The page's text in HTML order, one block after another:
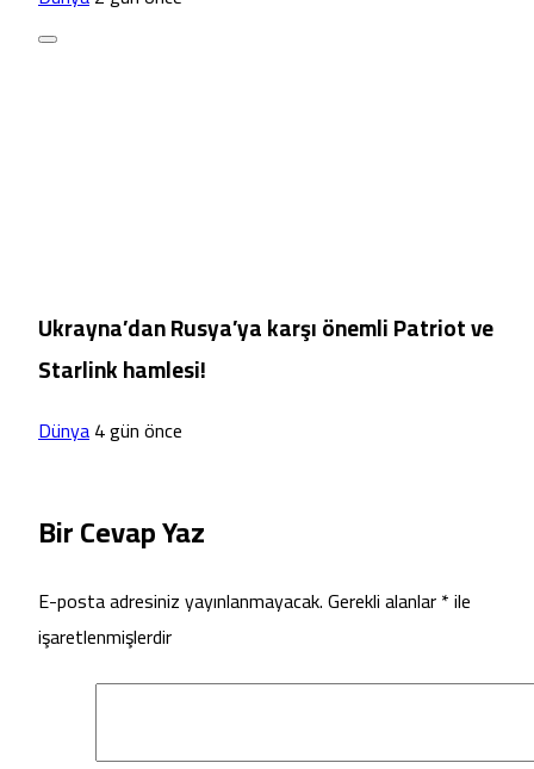
Ukrayna’dan Rusya’ya karşı önemli Patriot ve
Starlink hamlesi!
Dünya4 gün önce
Bir Cevap Yaz
E-posta adresiniz yayınlanmayacak.Gerekli alanlar*ile
işaretlenmişlerdir